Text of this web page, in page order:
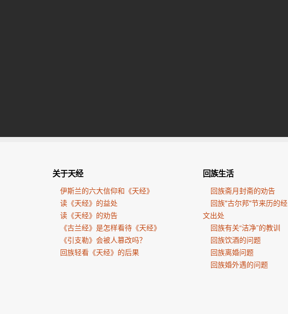
关于天经
伊斯兰的六大信仰和《天经》
读《天经》的益处
读《天经》的劝告
《古兰经》是怎样看待《天经》
《引支勒》会被人篡改吗？
回族轻看《天经》的后果
回族生活
回族斋月封斋的劝告
回族"古尔邦"节来历的经
文出处
回族有关“洁净”的教训
回族饮酒的问题
回族离婚问题
回族婚外遇的问题